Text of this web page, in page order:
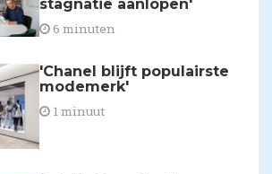
stagnatie aanlopen'
6 minuten
'Chanel blijft populairste
modemerk'
1 minuut